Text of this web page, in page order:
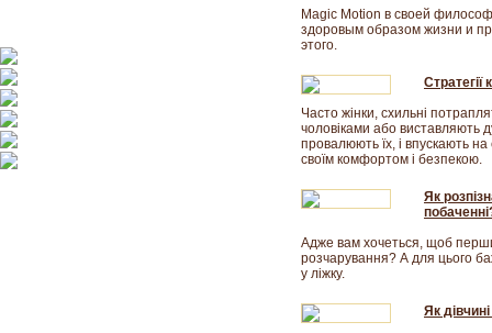
Magic Motion в своей
здоровым образом жизни и
этого.
Часто жінки, схильні
чоловіками або виставляють
провалюють їх, і впускають
своїм комфортом і безпекою.
Як
Адже вам хочеться, щоб
розчарування? А для цього
у ліжку.
Як